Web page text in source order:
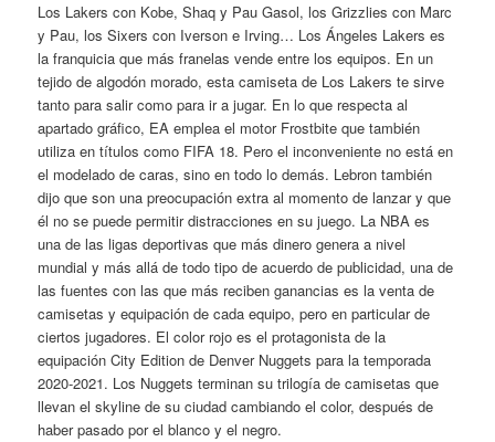
Los Lakers con Kobe, Shaq y Pau Gasol, los Grizzlies con Marc
y Pau, los Sixers con Iverson e Irving… Los Ángeles Lakers es
la franquicia que más franelas vende entre los equipos. En un
tejido de algodón morado, esta camiseta de Los Lakers te sirve
tanto para salir como para ir a jugar. En lo que respecta al
apartado gráfico, EA emplea el motor Frostbite que también
utiliza en títulos como FIFA 18. Pero el inconveniente no está en
el modelado de caras, sino en todo lo demás. Lebron también
dijo que son una preocupación extra al momento de lanzar y que
él no se puede permitir distracciones en su juego. La NBA es
una de las ligas deportivas que más dinero genera a nivel
mundial y más allá de todo tipo de acuerdo de publicidad, una de
las fuentes con las que más reciben ganancias es la venta de
camisetas y equipación de cada equipo, pero en particular de
ciertos jugadores. El color rojo es el protagonista de la
equipación City Edition de Denver Nuggets para la temporada
2020-2021. Los Nuggets terminan su trilogía de camisetas que
llevan el skyline de su ciudad cambiando el color, después de
haber pasado por el blanco y el negro.